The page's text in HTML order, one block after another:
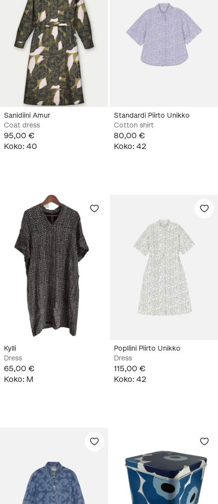
Sanidiini Amur
Coat dress
95,00 €
Koko: 40
Standardi Piirto Unikko
Cotton shirt
80,00 €
Koko: 42
Kylli
Dress
65,00 €
Koko: M
Popliini Piirto Unikko
Dress
115,00 €
Koko: 42